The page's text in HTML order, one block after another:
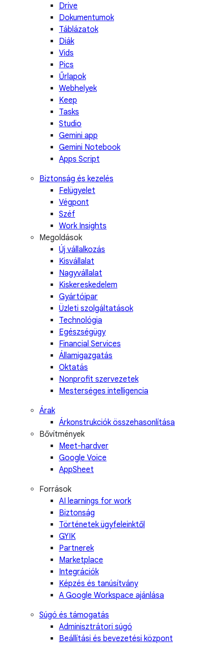
Drive
Dokumentumok
Táblázatok
Diák
Vids
Pics
Űrlapok
Webhelyek
Keep
Tasks
Studio
Gemini app
Gemini Notebook
Apps Script
Biztonság és kezelés
Felügyelet
Végpont
Széf
Work Insights
Megoldások
Új vállalkozás
Kisvállalat
Nagyvállalat
Kiskereskedelem
Gyártóipar
Üzleti szolgáltatások
Technológia
Egészségügy
Financial Services
Államigazgatás
Oktatás
Nonprofit szervezetek
Mesterséges intelligencia
Árak
Árkonstrukciók összehasonlítása
Bővítmények
Meet-hardver
Google Voice
AppSheet
Források
AI learnings for work
Biztonság
Történetek ügyfeleinktől
GYIK
Partnerek
Marketplace
Integrációk
Képzés és tanúsítvány
A Google Workspace ajánlása
Súgó és támogatás
Adminisztrátori súgó
Beállítási és bevezetési központ